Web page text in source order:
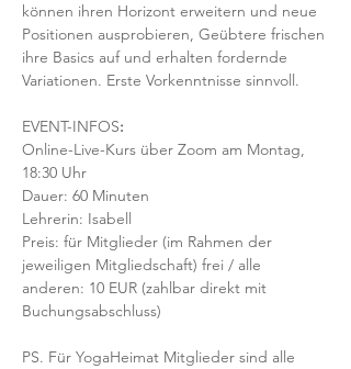
können ihren Horizont erweitern und neue
Positionen ausprobieren, Geübtere frischen
ihre Basics auf und erhalten fordernde
Variationen. Erste Vorkenntnisse sinnvoll.
EVENT-INFOS:
Online-Live-Kurs über Zoom am Montag,
18:30 Uhr
Dauer: 60 Minuten
Lehrerin: Isabell
Preis: für Mitglieder (im Rahmen der
jeweiligen Mitgliedschaft) frei / alle
anderen: 10 EUR (zahlbar direkt mit
Buchungsabschluss)
PS. Für YogaHeimat Mitglieder sind alle